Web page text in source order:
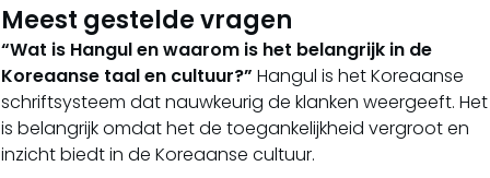
Meest gestelde vragen
“Wat is Hangul en waarom is het belangrijk in de
Koreaanse taal en cultuur?” Hangul is het Koreaanse
schriftsysteem dat nauwkeurig de klanken weergeeft. Het
is belangrijk omdat het de toegankelijkheid vergroot en
inzicht biedt in de Koreaanse cultuur.